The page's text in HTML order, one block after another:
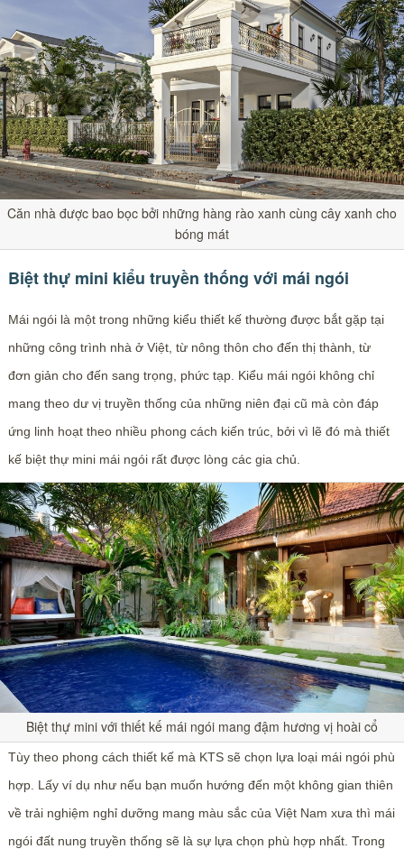
Căn nhà được bao bọc bởi những hàng rào xanh cùng cây xanh cho
bóng mát
Biệt thự mini kiểu truyền thống với mái ngói
Mái ngói là một trong những kiểu thiết kế thường được bắt gặp tại
những công trình nhà ở Việt, từ nông thôn cho đến thị thành, từ
đơn giản cho đến sang trọng, phức tạp. Kiểu mái ngói không chỉ
mang theo dư vị truyền thống của những niên đại cũ mà còn đáp
ứng linh hoạt theo nhiều phong cách kiến trúc, bởi vì lẽ đó mà thiết
kế biệt thự mini mái ngói rất được lòng các gia chủ.
Biệt thự mini với thiết kế mái ngói mang đậm hương vị hoài cổ
Tùy theo phong cách thiết kế mà KTS sẽ chọn lựa loại mái ngói phù
hợp. Lấy ví dụ như nếu bạn muốn hướng đến một không gian thiên
về trải nghiệm nghỉ dưỡng mang màu sắc của Việt Nam xưa thì mái
ngói đất nung truyền thống sẽ là sự lựa chọn phù hợp nhất. Trong